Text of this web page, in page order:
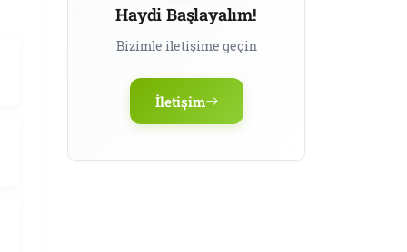
Haydi Başlayalım!
Bizimle iletişime geçin
İletişim